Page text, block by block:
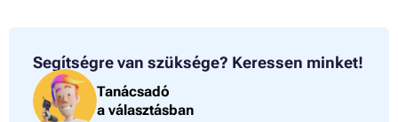
Segítségre van szüksége? Keressen minket!
Tanácsadó
a választásban